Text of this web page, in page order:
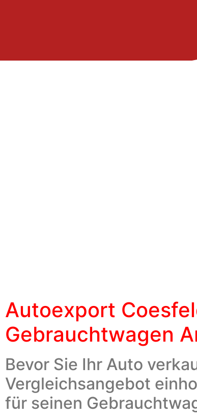
Autoexport
Gebrauchtwagen
Bevor Sie Ihr Auto
Vergleichsangebot
für seinen